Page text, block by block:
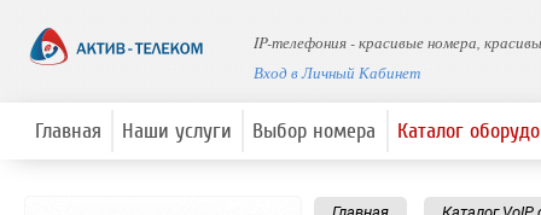
IP-телефония - красивые номера,
Вход в Личный Кабинет
Главная Наши услуги Выбор номера Каталог